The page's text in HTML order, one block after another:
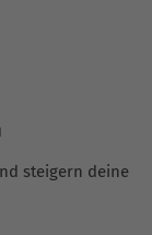
steigern deine